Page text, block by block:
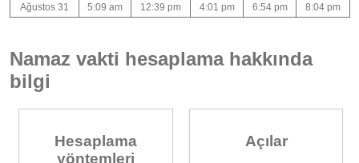
Ağustos 31
5:09 am 12:39 pm 4:01 pm 6:54 pm 8:04 pm
Namaz vakti hesaplama hakkında
bilgi
Hesaplama
yöntemleri
Açılar